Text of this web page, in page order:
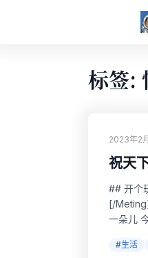
标签:
2023年2
祝天
## 开个
[/
一朵儿
#生活